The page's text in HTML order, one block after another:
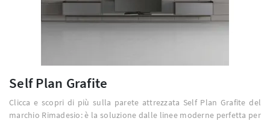
Self Plan Grafite
Clicca e scopri di più sulla parete attrezzata Self Plan Grafite del
marchio Rimadesio: è la soluzione dalle linee moderne perfetta per